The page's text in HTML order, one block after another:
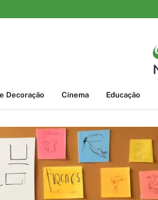
Decoração Cinema Educação